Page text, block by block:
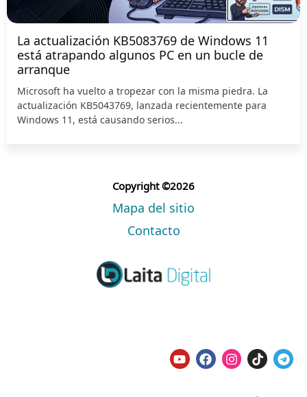
La actualización KB5083769 de Windows 11
está atrapando algunos PC en un bucle de
arranque
Microsoft ha vuelto a tropezar con la misma piedra. La
actualización KB5043769, lanzada recientemente para
Windows 11, está causando serios...
Copyright ©2026
Mapa del sitio
Contacto